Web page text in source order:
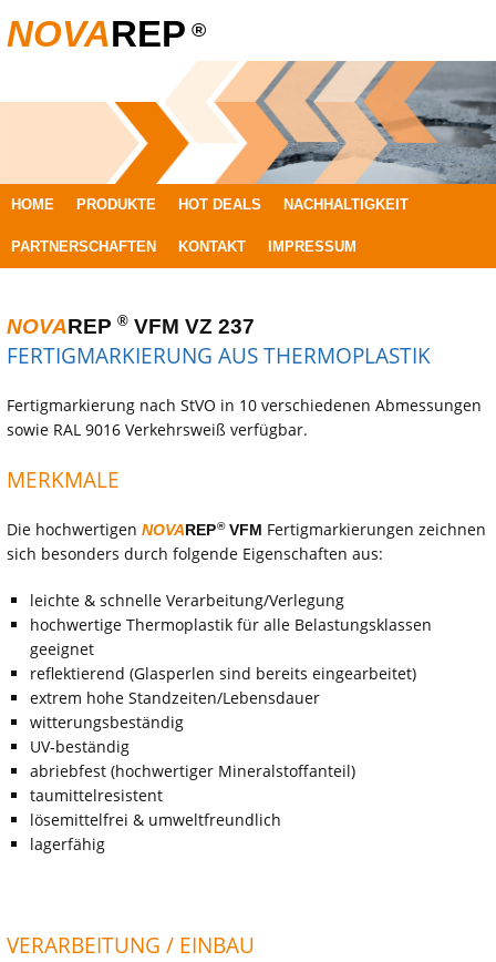
NOVAREP ®
SPRINGE
ZUM
HOME PRODUKTE HOT DEALS NACHHALTIGKEIT
PARTNERSCHAFTEN KONTAKT IMPRESSUM
NOVAREP ® VFM VZ 237
FERTIGMARKIERUNG AUS THERMOPLASTIK
Fertigmarkierung nach StVO in 10 verschiedenen Abmessungen
sowie RAL 9016 Verkehrsweiß verfügbar.
MERKMALE
Die hochwertigen NOVAREP®VFM Fertigmarkierungen zeichnen
sich besonders durch folgende Eigenschaften aus:
leichte & schnelle Verarbeitung/Verlegung
hochwertige Thermoplastik für alle Belastungsklassen
geeignet
reflektierend (Glasperlen sind bereits eingearbeitet)
extrem hohe Standzeiten/Lebensdauer
witterungsbeständig
UV-beständig
abriebfest (hochwertiger Mineralstoffanteil)
taumittelresistent
lösemittelfrei & umweltfreundlich
lagerfähig
VERARBEITUNG / EINBAU